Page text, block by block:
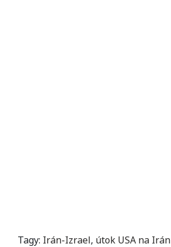
Tagy: Irán-Izrael, útok USA na Irán